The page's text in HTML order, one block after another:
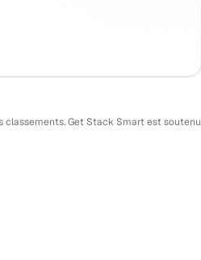
Get Stack Smart est soutenu